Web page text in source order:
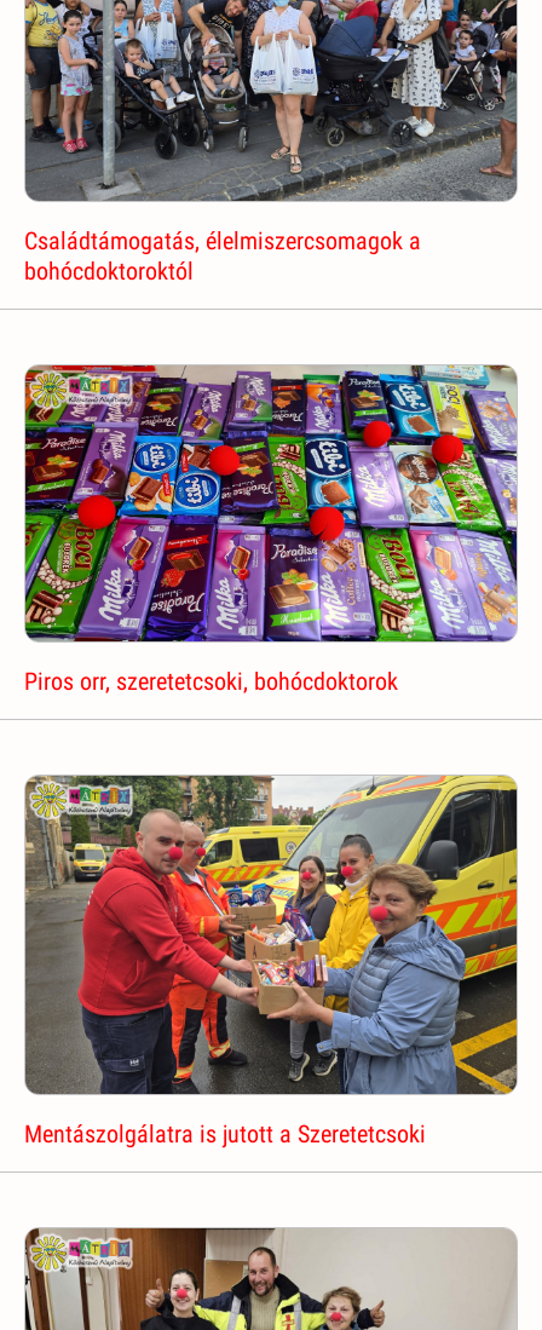
Családtámogatás, élelmiszercsomagok a
bohócdoktoroktól
Piros orr, szeretetcsoki, bohócdoktorok
Mentászolgálatra is jutott a Szeretetcsoki